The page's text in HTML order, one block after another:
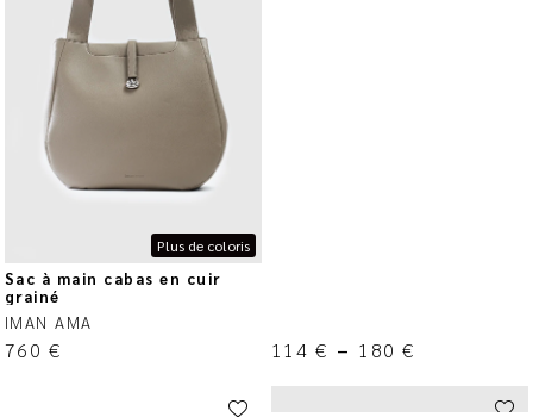
Plus de coloris
Sac à main cabas en cuir
grainé
IMAN AMA
760 € 114 € – 180€